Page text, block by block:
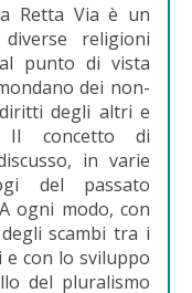
Retta Via è un
religioni
punto di vista
dei non-
degli altri e
Il concetto di
in varie
del passato
ogni modo, con
scambi tra i
con lo sviluppo
del pluralismo